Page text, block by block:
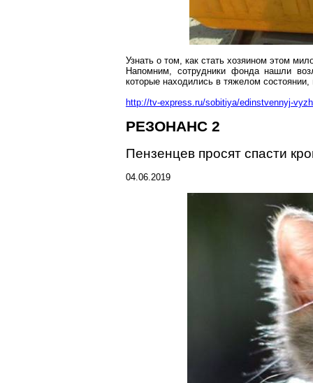
Узнать о том, как стать хозяином этом
Напомним, сотрудники фонда нашли
которые находились в тяжелом
http://tv-express.ru/sobitiya/edinstvennyj-
РЕЗОНАНС 2
Пензенцев просят спасти
04.06.2019